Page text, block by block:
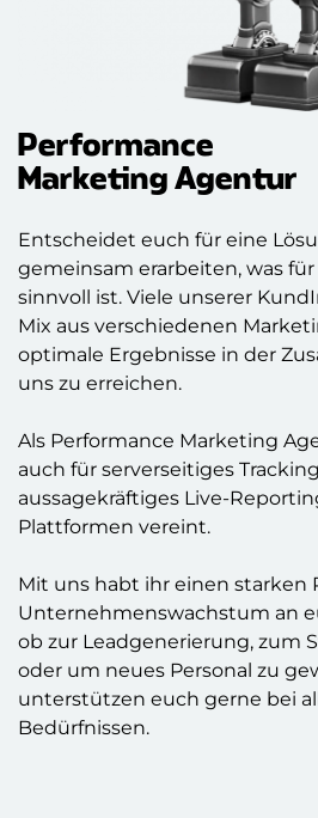
Performance
Marketing Agentur
Entscheidet euch für eine
gemeinsam erarbeiten, was
sinnvoll ist. Viele unserer
Mix aus verschiedenen
optimale Ergebnisse in der
uns zu erreichen.
Als Performance Marketing
auch für serverseitiges
aussagekräftiges Live-
Plattformen vereint.
Mit uns habt ihr einen starken
Unternehmenswachstum an
ob zur Leadgenerierung, zum
oder um neues Personal zu
unterstützen euch gerne bei
Bedürfnissen.